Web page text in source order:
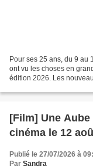
Pour ses 25 ans, du 9 au
ont vu les choses en
édition 2026. Les
[Film] Une
cinéma le 12
Publié le 27/07/2026 à
Par Sandra